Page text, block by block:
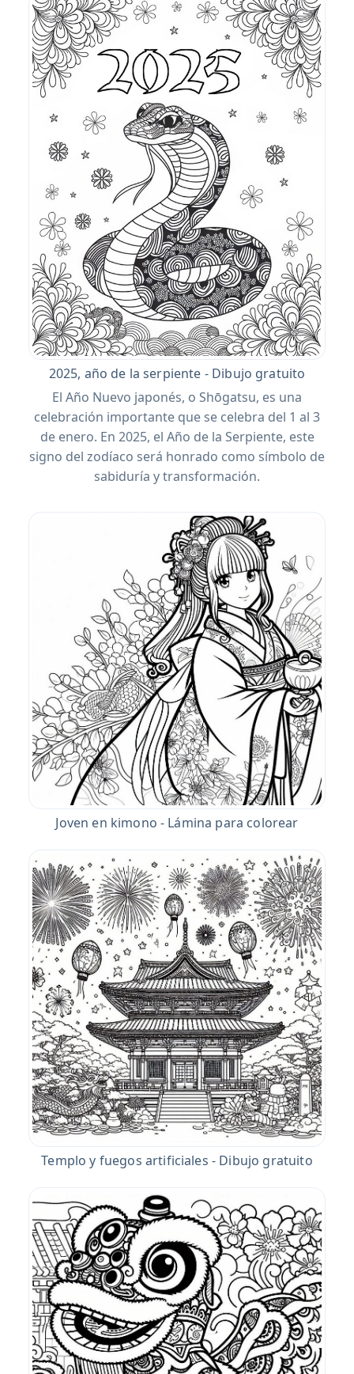
2025, año de la serpiente - Dibujo gratuito
El Año Nuevo japonés, o Shōgatsu, es una
celebración importante que se celebra del 1 al 3
de enero. En 2025, el Año de la Serpiente, este
signo del zodíaco será honrado como símbolo de
sabiduría y transformación.
Joven en kimono - Lámina para colorear
Templo y fuegos artificiales - Dibujo gratuito